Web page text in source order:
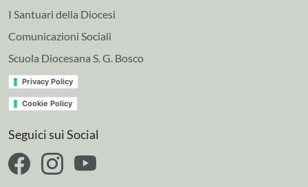
I Santuari della Diocesi
Comunicazioni Sociali
Scuola Diocesana S. G. Bosco
Privacy Policy
Cookie Policy
Seguici sui Social